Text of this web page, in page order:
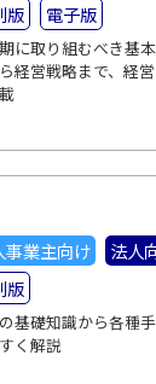
版
電子版
に取り組むべき基
経営戦略まで、経
事業主向け
法人
版
基礎知識から各種
く解説